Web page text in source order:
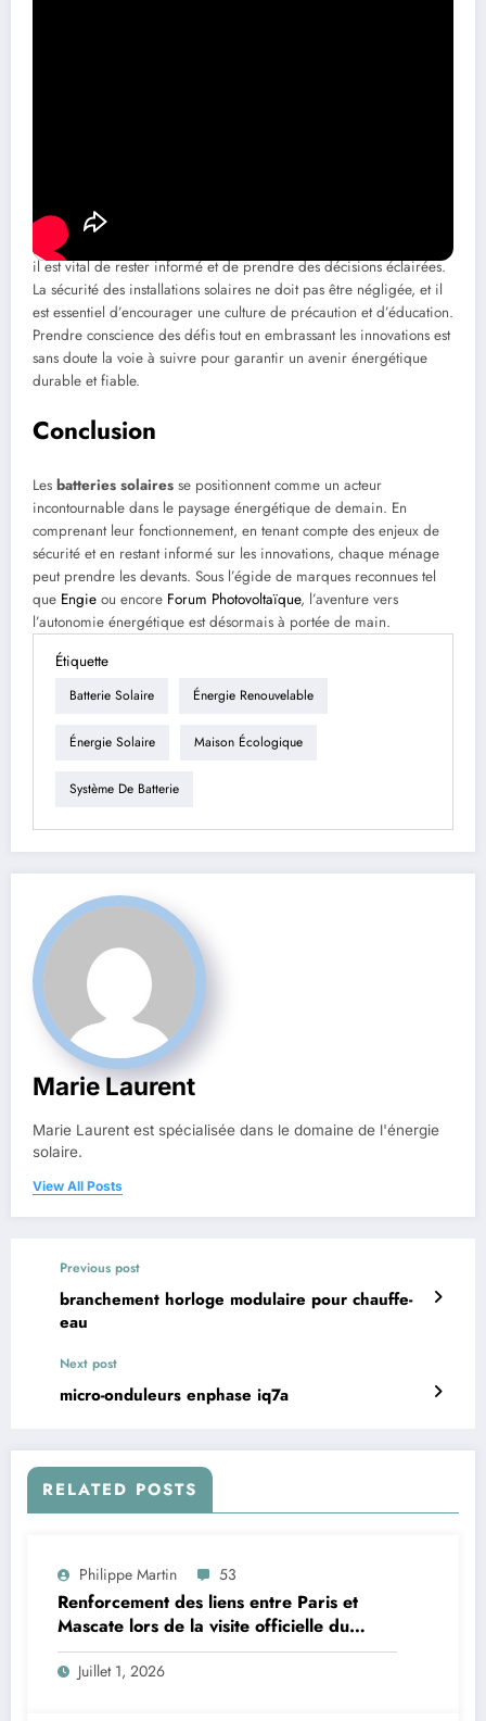
Alors que nous avançons vers un modèle énergétique plus durable,
il est vital de rester informé et de prendre des décisions éclairées.
La sécurité des installations solaires ne doit pas être négligée, et il
est essentiel d’encourager une culture de précaution et d’éducation.
Prendre conscience des défis tout en embrassant les innovations est
sans doute la voie à suivre pour garantir un avenir énergétique
durable et fiable.
Conclusion
Les batteries solaires se positionnent comme un acteur
incontournable dans le paysage énergétique de demain. En
comprenant leur fonctionnement, en tenant compte des enjeux de
sécurité et en restant informé sur les innovations, chaque ménage
peut prendre les devants. Sous l’égide de marques reconnues tel
que Engie ou encore Forum Photovoltaïque, l’aventure vers
l’autonomie énergétique est désormais à portée de main.
Étiquette
Batterie Solaire Énergie Renouvelable
Énergie Solaire Maison Écologique
Système De Batterie
Marie Laurent
Marie Laurent est spécialisée dans le domaine de l'énergie
solaire.
View All Posts
Previous post
branchement horloge modulaire pour chauffe-
eau
Next post
micro-onduleurs enphase iq7a
RELATED POSTS
Philippe Martin 53
Renforcement des liens entre Paris et
Mascate lors de la visite officielle du
sultan d’Oman
Juillet 1, 2026